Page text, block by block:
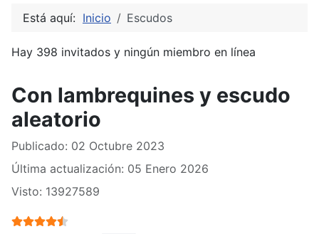
Está aquí: Inicio Escudos
Hay 398 invitados y ningún miembro en línea
Con lambrequines y escudo
aleatorio
Publicado: 02 Octubre 2023
Última actualización: 05 Enero 2026
Visto: 13927589
Ratio:4.5/